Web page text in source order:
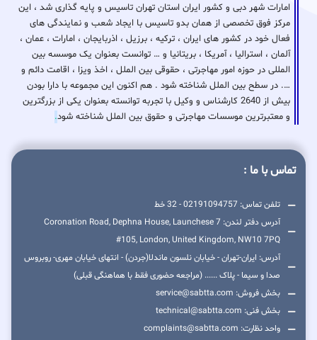
امارات شهر دبی و کشور ایران استان تهران تاسیس و پایه گذاری شد ، این
مرکز فوق تخصصی از همان بدو تاسیس با ایجاد شعب و نمایندگی های
فعال خود در کشور های ایران ، ترکیه ، برزیل ، اذربایجان ، امارات ، عمان ،
آلمان ، استرالیا ، آمریکا ، بریتانیا و … توانست بعنوان یک موسسه بین
المللی در حوزه امور مهاجرتی ، حقوقی بین الملل ، اخذ ویزا ، اقامت دائم و
…. در سطح بین الملل شناخته شود . هم اکنون این مجموعه با دارا بودن
بیش از 2640 کارشناس و وکیل با تجربه توانسته بعنوان یکی از بزرگترین
و معتبرترین موسسات مهاجرتی و حقوق بین الملل شناخته شود.
تماس با ما :
تلفن تماس: 02191094757 - 32 خط
آدرس دفتر لندن: 7 Coronation Road, Dephna House, Launchese
#105, London, United Kingdom, NW10 7PQ
آدرس: ایران-تهران - خیابان نلسون ماندلا(جردن) - انتهای خیابان مهری- روبروس
صدا و سیما - پلاک ...... (مراجعه حضوری فقط با هماهنگی قبلی)
بخش فروش: service@sabtta.com
بخش فنی: technical@sabtta.com
واحد نظارت: complaints@sabtta.com